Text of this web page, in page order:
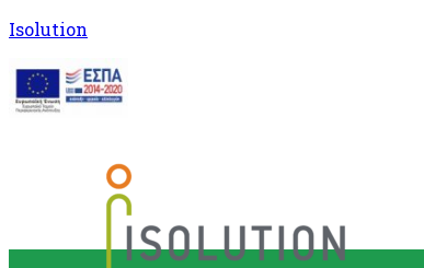
Isolution